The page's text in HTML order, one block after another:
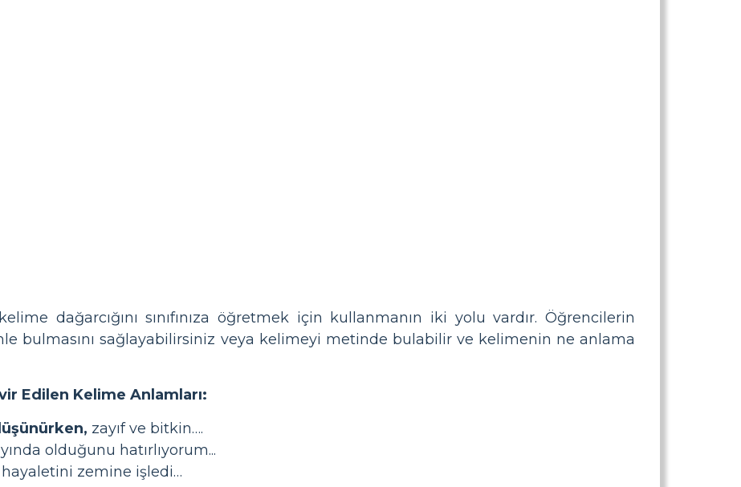
dağarcığını sınıfınıza öğretmek için kullanmanın iki yolu vardır. Öğrencilerin
bulmasını sağlayabilirsiniz veya kelimeyi metinde bulabilir ve kelimenin ne anlama
Edilen Kelime Anlamları:
zayıf ve bitkin….
olduğunu hatırlıyorum...
hayaletini zemine işledi…